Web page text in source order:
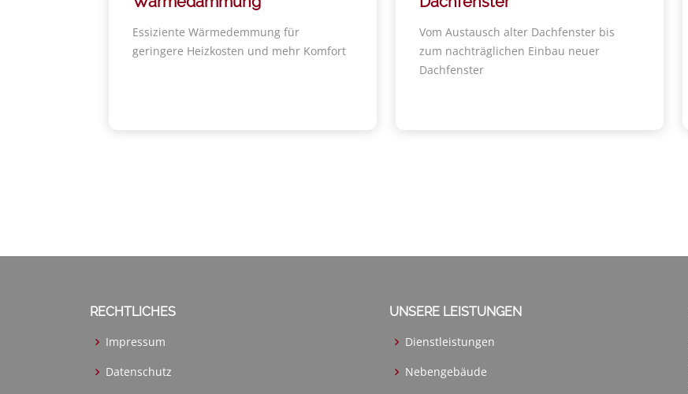
Essiziente Wärmedemmung für
geringere Heizkosten und mehr Komfort
Vom Austausch alter Dachfenster bis
zum nachträglichen Einbau neuer
Dachfenster
RECHTLICHES
Impressum
Datenschutz
UNSERE LEISTUNGEN
Dienstleistungen
Nebengebäude